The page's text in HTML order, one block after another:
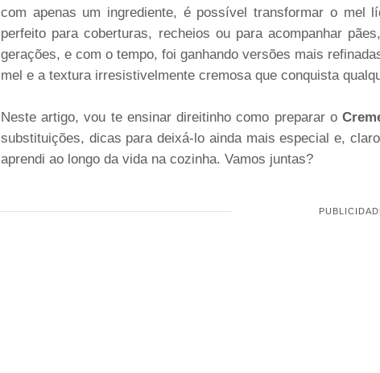
com apenas um ingrediente, é possível transformar o mel
perfeito para coberturas, recheios ou para acompanhar
gerações, e com o tempo, foi ganhando versões mais
mel e a textura irresistivelmente cremosa que conquista
Neste artigo, vou te ensinar direitinho como preparar o
substituições, dicas para deixá-lo ainda mais especial e,
aprendi ao longo da vida na cozinha. Vamos juntas?